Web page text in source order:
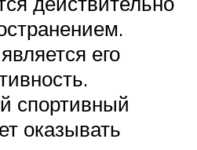
его
спортивный
оказывать